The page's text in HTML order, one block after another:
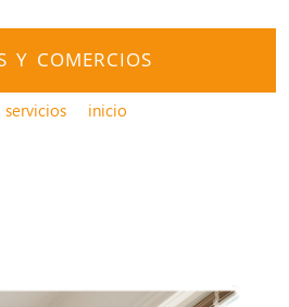
Y COMERCIOS
servicios inicio